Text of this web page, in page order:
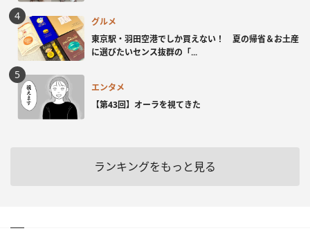
グルメ
東京駅・羽田空港でしか買えない！ 夏の帰省＆お土産
に選びたいセンス抜群の「...
エンタメ
【第43回】オーラを視てきた
ランキングをもっと見る